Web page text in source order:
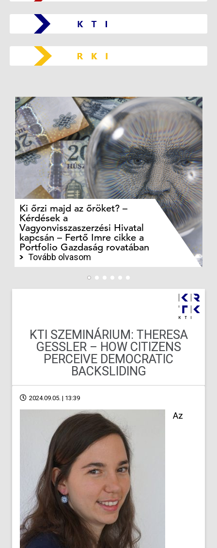
Ki őrzi majd az őröket? –
Kérdések a
Vagyonvisszaszerzési Hivatal
kapcsán – Fertő Imre cikke a
Portfolio Gazdaság rovatában
Tovább olvasom
KTI SZEMINÁRIUM: THERESA
GESSLER – HOW CITIZENS
PERCEIVE DEMOCRATIC
BACKSLIDING
2024.09.05. | 13:39
Az